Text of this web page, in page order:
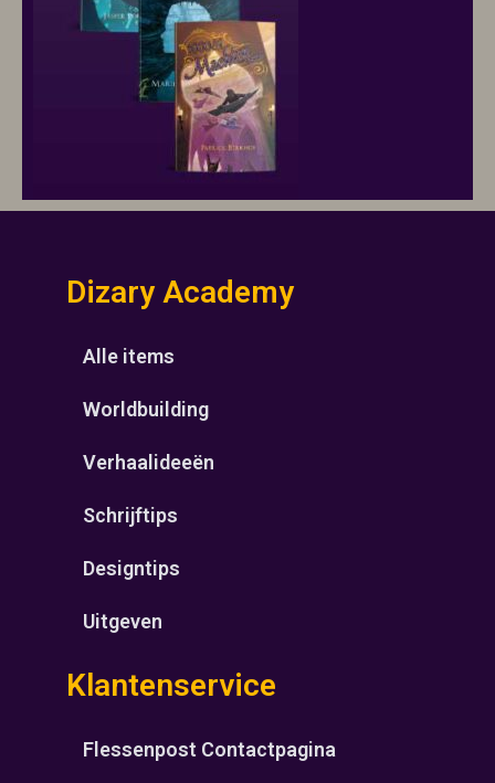
Dizary Academy
Alle items
Worldbuilding
Verhaalideeën
Schrijftips
Designtips
Uitgeven
Klantenservice
Flessenpost Contactpagina